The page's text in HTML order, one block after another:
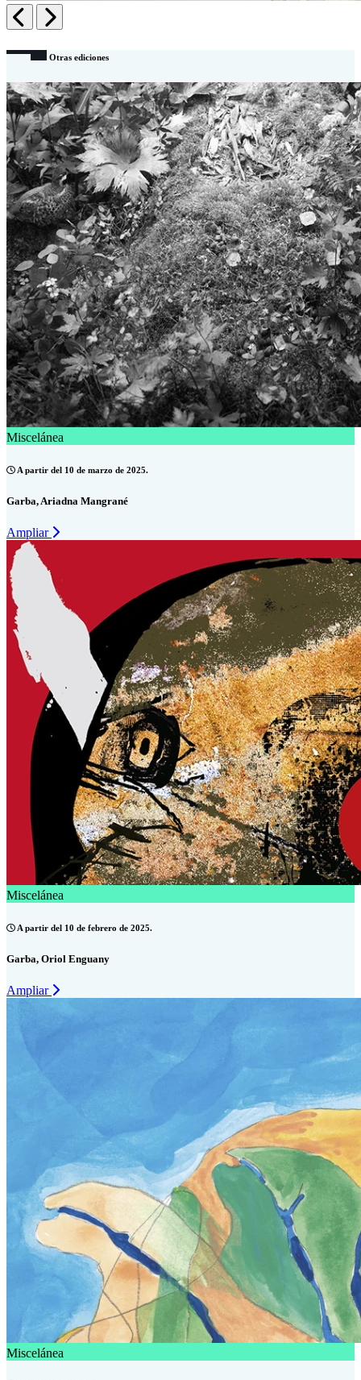
AnteriorSiguiente
Otras ediciones
Miscelánea
A partir del 10 de marzo de 2025.
Garba, Ariadna Mangrané
Ampliar
Miscelánea
A partir del 10 de febrero de 2025.
Garba, Oriol Enguany
Ampliar
Miscelánea